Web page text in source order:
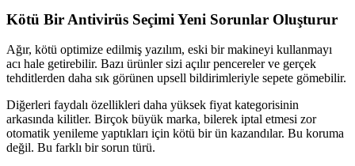
Kötü Bir Antivirüs Seçimi Yeni Sorunlar Oluşturur
Ağır, kötü optimize edilmiş yazılım, eski bir makineyi kullanmayı
acı hale getirebilir. Bazı ürünler sizi açılır pencereler ve gerçek
tehditlerden daha sık görünen upsell bildirimleriyle sepete gömebilir.
Diğerleri faydalı özellikleri daha yüksek fiyat kategorisinin
arkasında kilitler. Birçok büyük marka, bilerek iptal etmesi zor
otomatik yenileme yaptıkları için kötü bir ün kazandılar. Bu koruma
değil. Bu farklı bir sorun türü.